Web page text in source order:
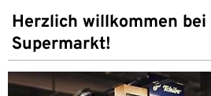
Herzlich willkommen bei
Supermarkt!